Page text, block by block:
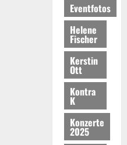
Eventfotos
Helene
Fischer
Kerstin
Ott
Kontra
K
Konzerte
2025